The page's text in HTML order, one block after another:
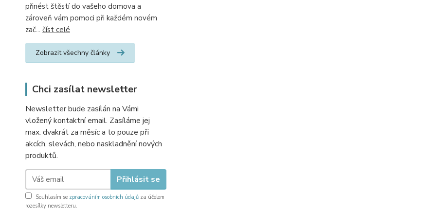
přinést štěstí do vašeho domova a
zároveň vám pomoci při každém novém
zač... číst celé
Zobrazit všechny články
Chci zasílat newsletter
Newsletter bude zasílán na Vámi
vložený kontaktní email. Zasíláme jej
max. dvakrát za měsíc a to pouze při
akcích, slevách, nebo naskladnění nových
produktů.
Přihlásit se
Souhlasím se zpracováním osobních údajů za účelem
rozesílky newsletteru.